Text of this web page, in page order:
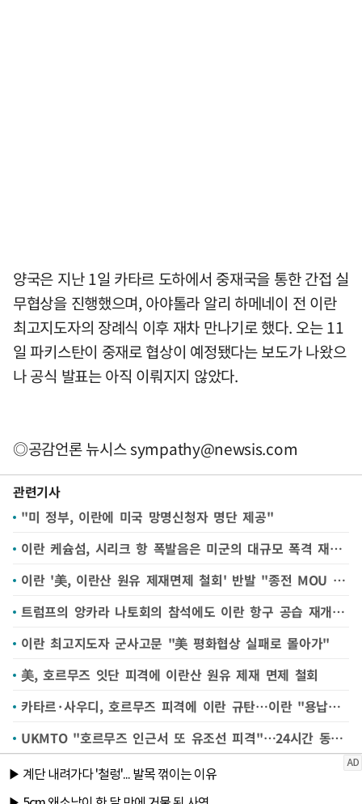
양국은 지난 1일 카타르 도하에서 중재국을 통한 간접 실
무협상을 진행했으며, 아야톨라 알리 하메네이 전 이란
최고지도자의 장례식 이후 재차 만나기로 했다. 오는 11
일 파키스탄이 중재로 협상이 예정됐다는 보도가 나왔으
나 공식 발표는 아직 이뤄지지 않았다.
◎공감언론 뉴시스sympathy@newsis.com
관련기사
"미 정부, 이란에 미국 망명신청자 명단 제공"
이란 케슘섬, 시리크 항 폭발음은 미군의 대규모 폭격 재개 탓--이란 TV
이란 '美, 이란산 원유 제재면제 철회' 반발 "종전 MOU 중대 위반"
트럼프의 앙카라 나토회의 참석에도 이란 항구 공습 재개한 미국
이란 최고지도자 군사고문 "美 평화협상 실패로 몰아가"
美, 호르무즈 잇단 피격에 이란산 원유 제재 면제 철회
카타르·사우디, 호르무즈 피격에 이란 규탄…이란 "용납못해"
UKMTO "호르무즈 인근서 또 유조선 피격"…24시간 동안 3번째